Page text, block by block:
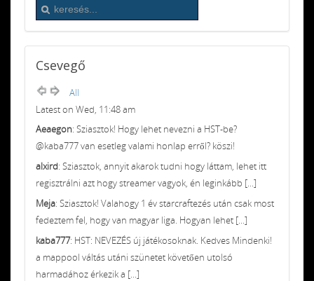
Csevegő
All
Latest on Wed, 11:48 am
Aeaegon: Sziasztok! Hogy lehet nevezni a HST-be?
@kaba777 van esetleg valami honlap erről? köszi!
alxird: Sziasztok, annyit akarok tudni hogy láttam, lehet itt
regisztrálni azt hogy streamer vagyok, én leginkább [...]
Meja: Sziasztok! Valahogy 1 év starcraftezés után csak most
fedeztem fel, hogy van magyar liga. Hogyan lehet [...]
kaba777: HST: NEVEZÉS új játékosoknak. Kedves Mindenki!
a mappool váltás utáni szünetet követően utolsó
harmadához érkezik a [...]